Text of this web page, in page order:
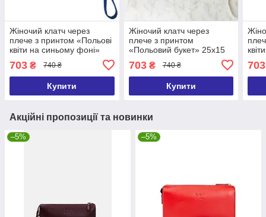
Жіночий клатч через
плече з принтом «Польові
квіти на синьому фоні»
комплекті
703 ₴ 740 ₴
Купити
Жіночий клатч через
плече з принтом
«Польовий букет» 25х15
703₴ 740 ₴
Купити
703
Акційні пропозиції та новинки
–5% –5%